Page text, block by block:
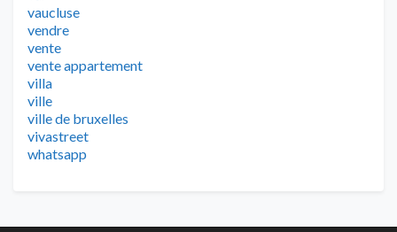
vaucluse
vendre
vente
vente appartement
villa
ville
ville de bruxelles
vivastreet
whatsapp